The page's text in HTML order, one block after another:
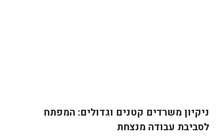
ניקיון משרדים קטנים וגדולים: המפתח
לסביבת עבודה מנצחת